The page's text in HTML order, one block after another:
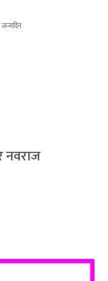
नवराज